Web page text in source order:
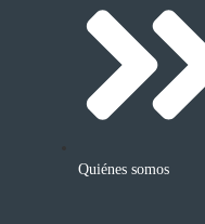
Quiénes somos